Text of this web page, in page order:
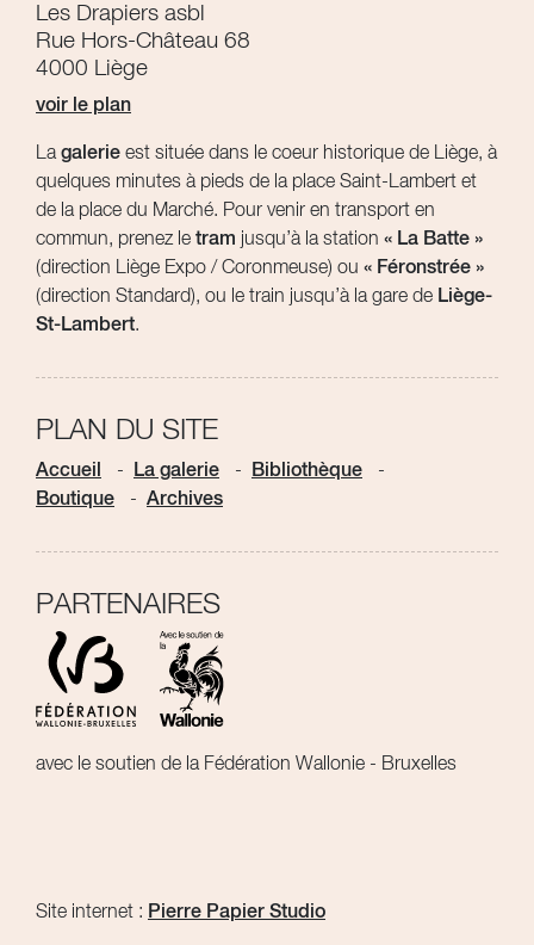
Les Drapiers asbl
Rue Hors-Château 68
4000 Liège
voir le plan
Lagalerie est située dans le coeur historique de Liège, à
quelques minutes à pieds de la place Saint-Lambert et
de la place du Marché. Pour venir en transport en
commun, prenez le tram jusqu’à la station « La Batte »
(direction Liège Expo / Coronmeuse) ou « Féronstrée »
(direction Standard), ou le train jusqu’à la gare de Liège-
St-Lambert.
PLAN DU SITE
Accueil La galerie
Bibliothèque
Boutique
Archives
PARTENAIRES
avec le soutien de la Fédération Wallonie - Bruxelles
Site internet : Pierre Papier Studio